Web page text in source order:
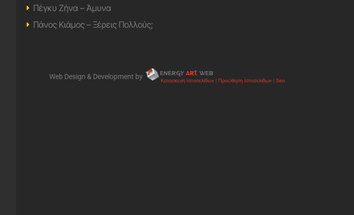
Πέγκυ Ζήνα – Άμυνα
Πάνος Κιάμος – Ξέρεις Πολλούς;
Web Design & Development by